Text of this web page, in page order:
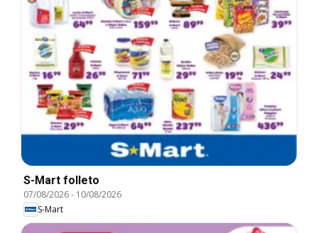
S-Mart folleto
07/08/2026- 10/08/2026
S-Mart